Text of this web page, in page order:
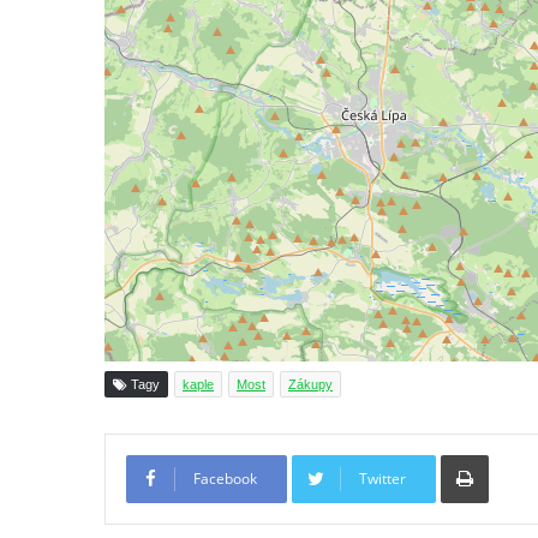
Křížová cesta Římov – IV. kaple – Pustá ves
Křížová cesta Římov – III. kaple – Stádní
brána
Křížová cesta Římov – II. kaple – Poslední
večeře Páně
Křížová cesta Římov – I. kaple – Loučení
Ježíše s Pannou Marií
Márnice na hřbitově v Římově
Kaple v Horním Třeboníně
Kaple Panny Marie v Horním Třeboníně
Kaple mezi Dolním Třebonínem a Horním
Třebonínem
Kaple v severní části Dolního Třebonína
Márnice na hřbitově v Rybniště
Kaple u kostela svatého Jiljí v Lužci nad
Tagy kaple Most Zákupy
Facebook Twitter